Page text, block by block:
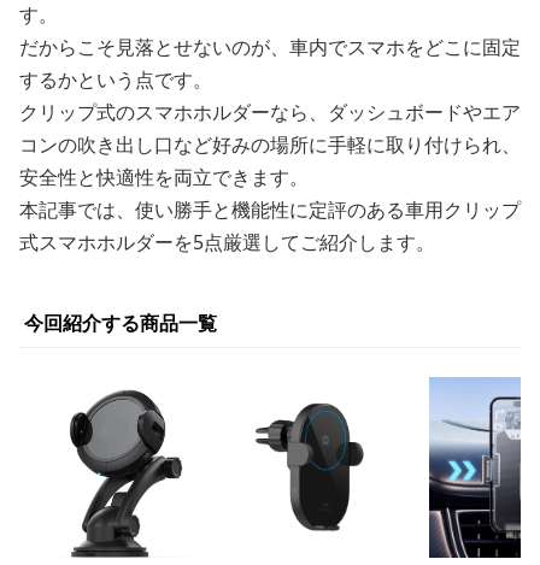
す。
だからこそ見落とせないのが、車内でスマホをどこに固定
するかという点です。
クリップ式のスマホホルダーなら、ダッシュボードやエア
コンの吹き出し口など好みの場所に手軽に取り付けられ、
安全性と快適性を両立できます。
本記事では、使い勝手と機能性に定評のある車用クリップ
式スマホホルダーを5点厳選してご紹介します。
今回紹介する商品一覧